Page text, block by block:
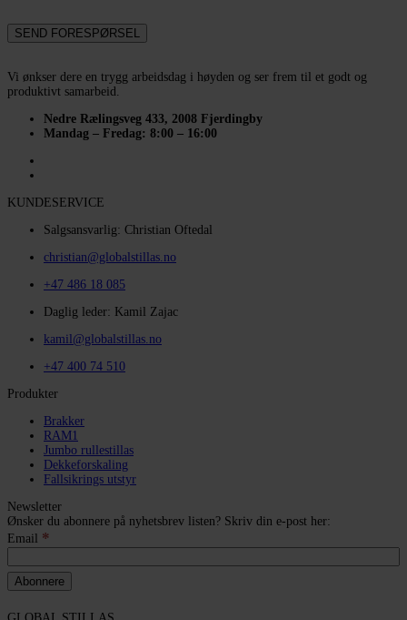
Vi ønkser dere en trygg arbeidsdag i høyden og ser frem til et godt og
produktivt samarbeid.
Nedre Rælingsveg 433, 2008 Fjerdingby
Mandag – Fredag: 8:00 – 16:00
KUNDESERVICE
Salgsansvarlig: Christian Oftedal
christian@globalstillas.no
+47 486 18 085
Daglig leder: Kamil Zajac
kamil@globalstillas.no
+47 400 74 510
Produkter
Brakker
RAM1
Jumbo rullestillas
Dekkeforskaling
Fallsikrings utstyr
Newsletter
Ønsker du abonnere på nyhetsbrev listen? Skriv din e-post her:
Email *